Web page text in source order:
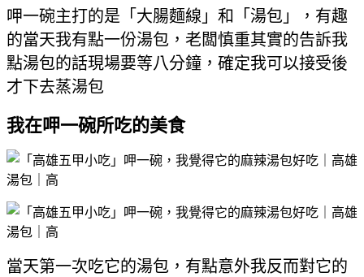
呷一碗主打的是「大腸麵線」和「湯包」，有趣
的當天我有點一份湯包，老闆慎重其實的告訴我
點湯包的話現場要等八分鐘，確定我可以接受後
才下去蒸湯包
我在呷一碗所吃的美食
當天第一次吃它的湯包，有點意外我反而對它的